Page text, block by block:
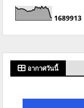
1689913
อากาศวันนี้